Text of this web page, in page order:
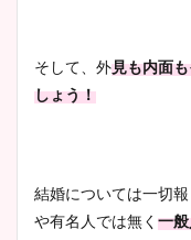
そして、外見も内面
しょう！
結婚については一切
や有名人では無く 一